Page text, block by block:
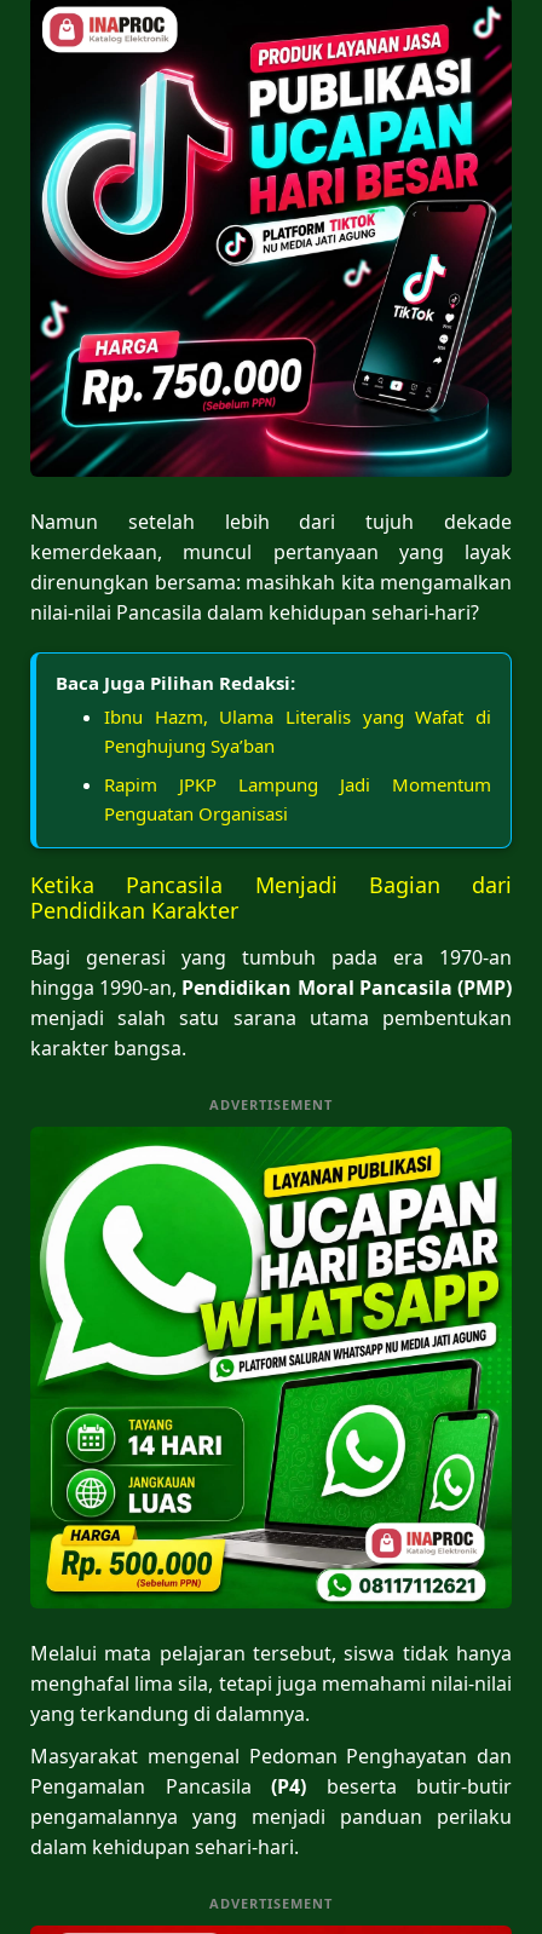
Namun setelah lebih dari tujuh dekade
kemerdekaan, muncul pertanyaan yang layak
direnungkan bersama: masihkah kita mengamalkan
nilai-nilai Pancasila dalam kehidupan sehari-hari?
Baca Juga Pilihan Redaksi:
Ibnu Hazm, Ulama Literalis yang Wafat di
Penghujung Sya’ban
Rapim JPKP Lampung Jadi Momentum
Penguatan Organisasi
Ketika Pancasila Menjadi Bagian dari
Pendidikan Karakter
Bagi generasi yang tumbuh pada era 1970-an
hingga 1990-an, Pendidikan Moral Pancasila (PMP)
menjadi salah satu sarana utama pembentukan
karakter bangsa.
ADVERTISEMENT
Melalui mata pelajaran tersebut, siswa tidak hanya
menghafal lima sila, tetapi juga memahami nilai-nilai
yang terkandung di dalamnya.
Masyarakat mengenal Pedoman Penghayatan dan
Pengamalan Pancasila (P4) beserta butir-butir
pengamalannya yang menjadi panduan perilaku
dalam kehidupan sehari-hari.
ADVERTISEMENT